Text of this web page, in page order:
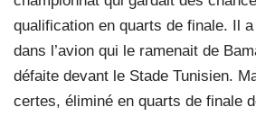
qualification en quarts de finale. Il
dans l’avion qui le ramenait de
défaite devant le Stade Tunisien.
certes, éliminé en quarts de finale